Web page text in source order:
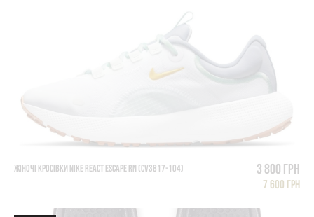
ЖІНОЧІ КРОСІВКИ NIKE REACT ESCAPE RN (CV3817-104) 3 800 грн
7 600 грн